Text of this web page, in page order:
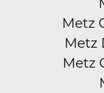
Metz
Metz
Metz